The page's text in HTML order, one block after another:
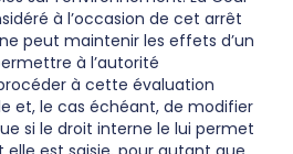
à l’occasion de cet arrêt
peut maintenir les effets d’un
à l’autorité
à cette évaluation
et, le cas échéant, de modifier
si le droit interne le lui permet